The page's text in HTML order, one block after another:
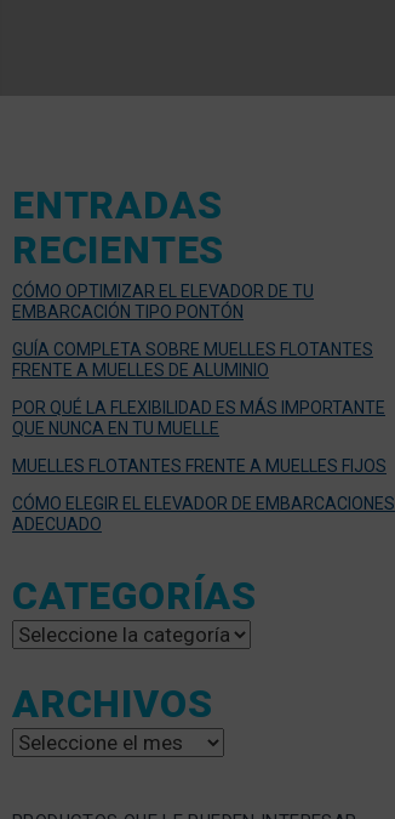
ENTRADAS
RECIENTES
CÓMO OPTIMIZAR EL ELEVADOR DE TU
EMBARCACIÓN TIPO PONTÓN
GUÍA COMPLETA SOBRE MUELLES FLOTANTES
FRENTE A MUELLES DE ALUMINIO
POR QUÉ LA FLEXIBILIDAD ES MÁS IMPORTANTE
QUE NUNCA EN TU MUELLE
MUELLES FLOTANTES FRENTE A MUELLES FIJOS
CÓMO ELEGIR EL ELEVADOR DE EMBARCACIONES
ADECUADO
CATEGORÍAS
Categorías
ARCHIVOS
Archivos